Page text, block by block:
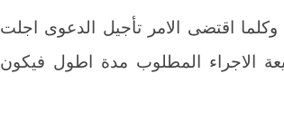
اقتضى الامر تأجيل الدعوى اجلت
الاجراء المطلوب مدة اطول فيكون